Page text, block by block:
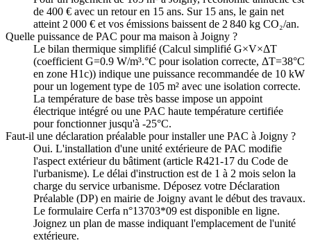
de 400 € avec un retour en 15 ans. Sur 15 ans, le gain net
atteint 2 000 € et vos émissions baissent de 2 840 kg CO₂/an.
Quelle puissance de PAC pour ma maison à Joigny ?
Le bilan thermique simplifié (Calcul simplifié G×V×ΔT
(coefficient G=0.9 W/m³.°C pour isolation correcte, ΔT=38°C
en zone H1c)) indique une puissance recommandée de 10 kW
pour un logement type de 105 m² avec une isolation correcte.
La température de base très basse impose un appoint
électrique intégré ou une PAC haute température certifiée
pour fonctionner jusqu'à -25°C.
Faut-il une déclaration préalable pour installer une PAC à Joigny ?
Oui. L'installation d'une unité extérieure de PAC modifie
l'aspect extérieur du bâtiment (article R421-17 du Code de
l'urbanisme). Le délai d'instruction est de 1 à 2 mois selon la
charge du service urbanisme. Déposez votre Déclaration
Préalable (DP) en mairie de Joigny avant le début des travaux.
Le formulaire Cerfa n°13703*09 est disponible en ligne.
Joignez un plan de masse indiquant l'emplacement de l'unité
extérieure.